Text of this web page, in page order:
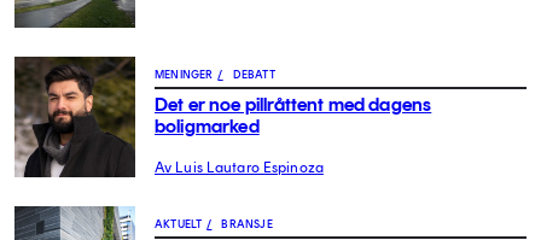
MENINGER / DEBATT
Det er noe pillråttent med dagens
boligmarked
Av Luis Lautaro Espinoza
AKTUELT / BRANSJE